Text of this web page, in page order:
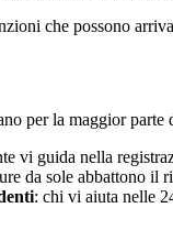
che possono
per la maggior parte
vi guida nella
da sole abbattono
: chi vi aiuta nelle